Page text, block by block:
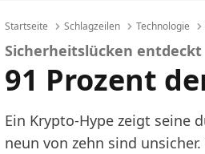
Startseite Schlagzeilen Technologie
Sicherheitslücken entdeckt
91 Prozent
Ein Krypto-Hype zeigt seine
neun von zehn sind